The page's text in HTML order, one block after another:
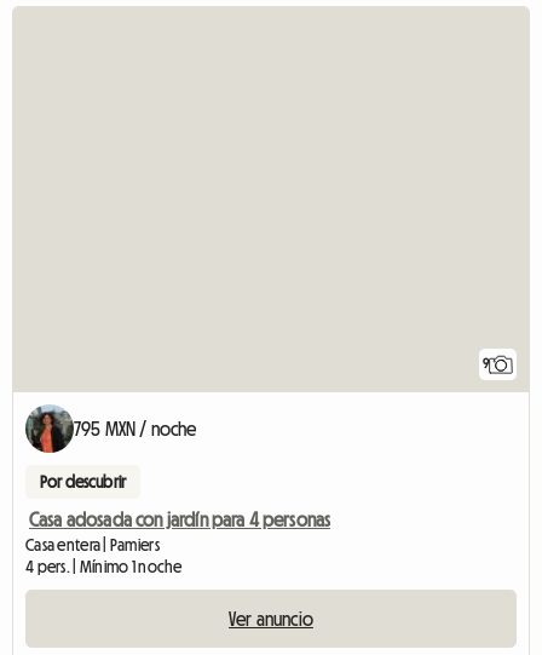
9
795 MXN / noche
Por descubrir
Casa adosada con jardín para 4 personas
Casa entera | Pamiers
4 pers. | Mínimo 1 noche
Ver anuncio